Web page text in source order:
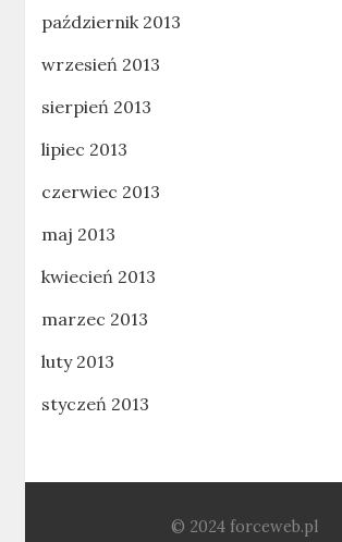
październik 2013
wrzesień 2013
sierpień 2013
lipiec 2013
czerwiec 2013
maj 2013
kwiecień 2013
marzec 2013
luty 2013
styczeń 2013
© 2024 forceweb.pl